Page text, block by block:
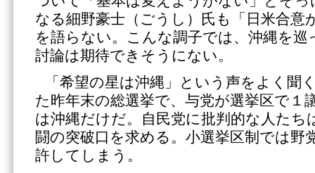
なる細野豪士（ごうし）氏も「日米合意
を語らない。こんな調子では、沖縄を巡
討論は期待できそうにない。
「希望の星は沖縄」という声をよく聞
た昨年末の総選挙で、与党が選挙区で１
は沖縄だけだ。自民党に批判的な人たち
闘の突破口を求める。小選挙区制では野
許してしまう。